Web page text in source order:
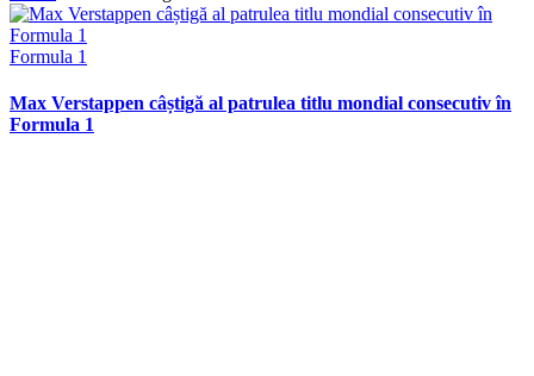
Posted
Formula 1
Max Verstappen câștigă al patrulea titlu mondial consecutiv în
Formula 1